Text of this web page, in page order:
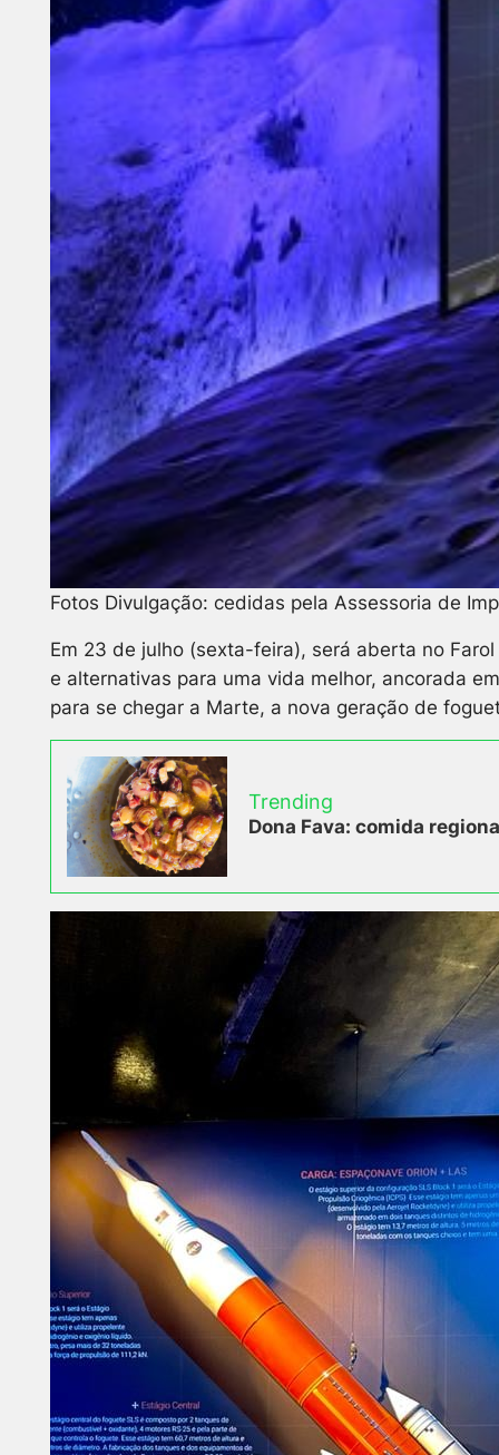
Fotos Divulgação: cedidas pela Assessoria de
Em 23 de julho (sexta-feira), será aberta no
e alternativas para uma vida melhor, ancorada
para se chegar a Marte, a nova geração de
Trending
Dona Fava: comida